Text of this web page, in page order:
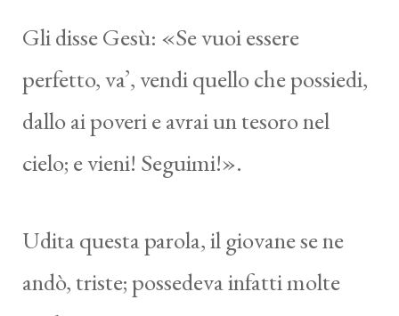
Gli disse Gesù: «Se vuoi essere
perfetto, va’, vendi quello che possiedi,
dallo ai poveri e avrai un tesoro nel
cielo; e vieni! Seguimi!».
Udita questa parola, il giovane se ne
andò, triste; possedeva infatti molte